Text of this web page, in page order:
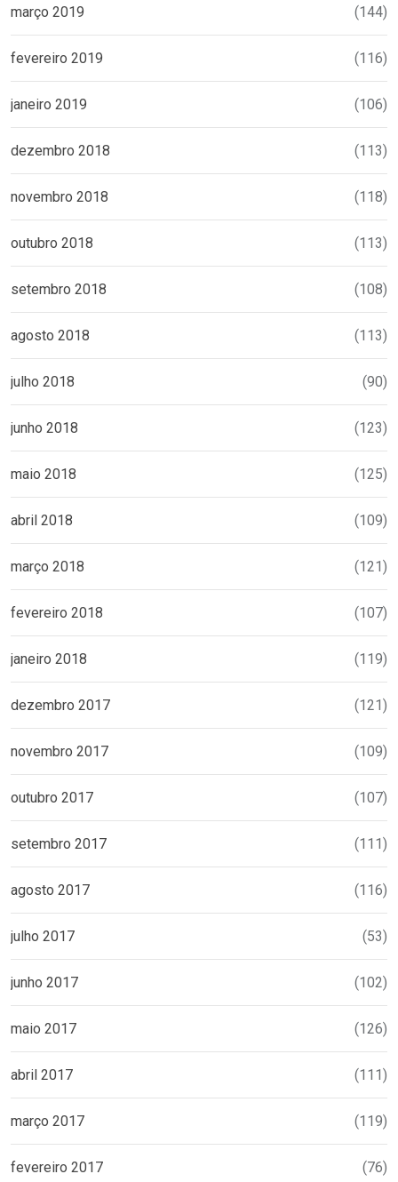
março 2019 (144)
fevereiro 2019 (116)
janeiro 2019 (106)
dezembro 2018 (113)
novembro 2018 (118)
outubro 2018 (113)
setembro 2018 (108)
agosto 2018 (113)
julho 2018 (90)
junho 2018 (123)
maio 2018 (125)
abril 2018 (109)
março 2018 (121)
fevereiro 2018 (107)
janeiro 2018 (119)
dezembro 2017 (121)
novembro 2017 (109)
outubro 2017 (107)
setembro 2017 (111)
agosto 2017 (116)
julho 2017 (53)
junho 2017 (102)
maio 2017 (126)
abril 2017 (111)
março 2017 (119)
fevereiro 2017 (76)